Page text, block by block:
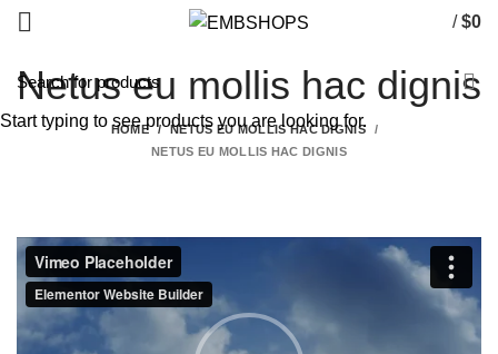
/ $0
Netus eu mollis hac dignis
HOME
NETUS EU MOLLIS HAC DIGNIS
NETUS EU MOLLIS HAC DIGNIS
Start typing to see products you are looking for.